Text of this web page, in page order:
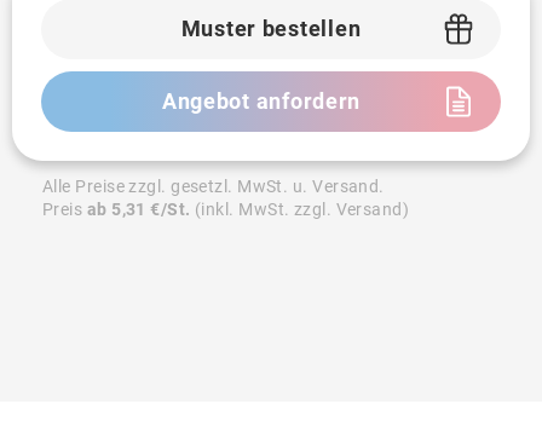
Muster bestellen
Angebot anfordern
Alle Preise zzgl. gesetzl. MwSt. u. Versand.
Preis ab 5,31 €/St. (inkl. MwSt. zzgl. Versand)